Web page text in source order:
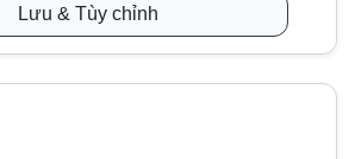
Lưu & Tùy chỉnh